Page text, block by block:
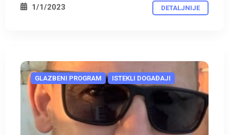
1/1/2023 DETALJNIJE
GLAZBENI PROGRAM ISTEKLI DOGAĐAJI